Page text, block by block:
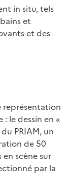
in situ, tels
et
et des
représentation
le dessin en «
PRIAM, un
de 50
scène sur
par la